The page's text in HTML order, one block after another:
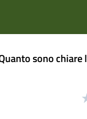
sono